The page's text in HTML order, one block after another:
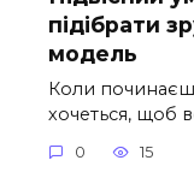
підібрати
модель
Коли
хочеться, щоб
0 15